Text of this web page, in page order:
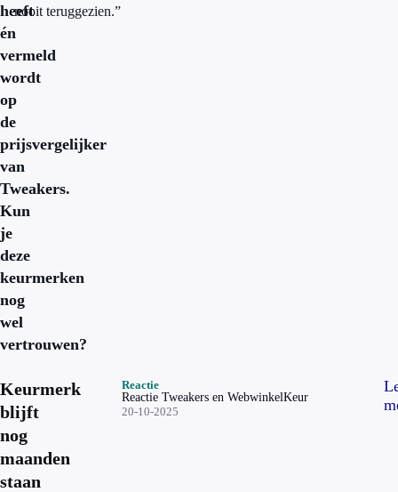
heeft
én
vermeld
wordt
op
de
prijsvergelijker
van
Tweakers.
Kun
je
deze
keurmerken
nog
wel
vertrouwen?
nooit teruggezien.”
Keurmerk
blijft
nog
maanden
staan
Reactie
Reactie Tweakers en WebwinkelKeur
20-10-2025